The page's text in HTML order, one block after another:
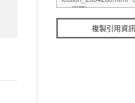
複製引用資訊